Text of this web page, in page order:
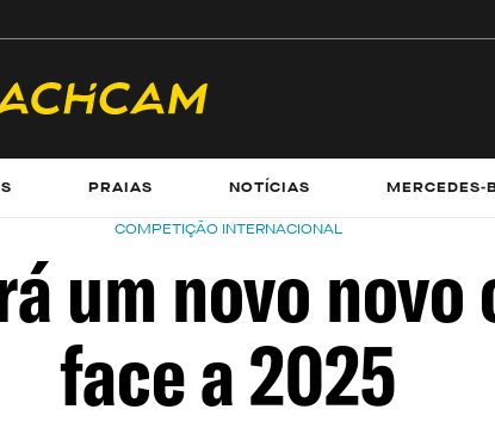
PRAIAS NOTÍCIAS MERCEDES-
COMPETIÇÃO INTERNACIONAL
um novo novo
face a 2025